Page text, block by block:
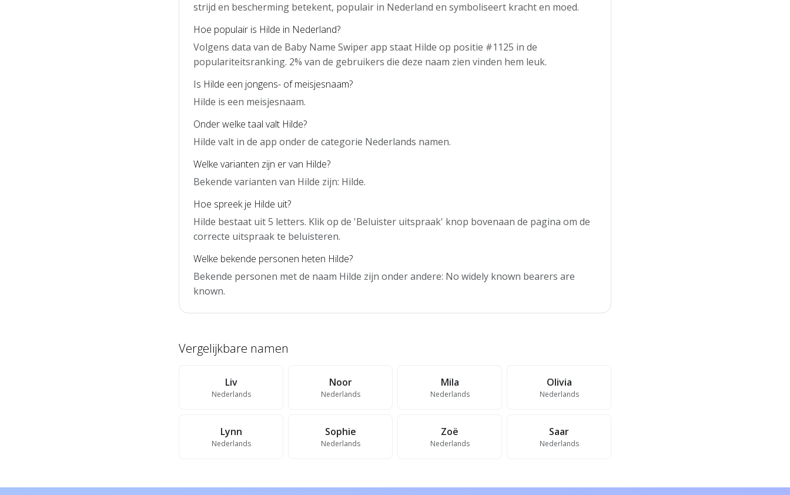
strijd en bescherming betekent, populair in Nederland en symboliseert kracht en moed.
Hoe populair is Hilde in Nederland?
Volgens data van de Baby Name Swiper app staat Hilde op positie #1125 in de
populariteitsranking. 2% van de gebruikers die deze naam zien vinden hem leuk.
Is Hilde een jongens- of meisjesnaam?
Hilde is een meisjesnaam.
Onder welke taal valt Hilde?
Hilde valt in de app onder de categorie Nederlands namen.
Welke varianten zijn er van Hilde?
Bekende varianten van Hilde zijn: Hilde.
Hoe spreek je Hilde uit?
Hilde bestaat uit 5 letters. Klik op de 'Beluister uitspraak' knop bovenaan de pagina om de
correcte uitspraak te beluisteren.
Welke bekende personen heten Hilde?
Bekende personen met de naam Hilde zijn onder andere: No widely known bearers are
known.
Vergelijkbare namen
Liv
Nederlands
Noor
Nederlands
Mila
Nederlands
Olivia
Nederlands
Lynn
Nederlands
Sophie
Nederlands
Zoë
Nederlands
Saar
Nederlands